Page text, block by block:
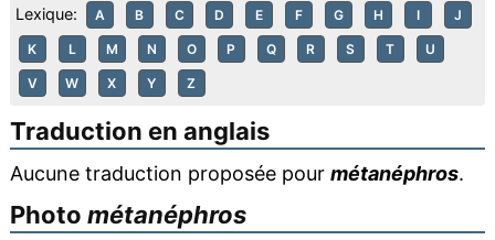
Lexique: A B C D E F G H I J
K L M N O P Q R S T U
V W X Y Z
Traduction en anglais
Aucune traduction proposée pour métanéphros.
Photo métanéphros